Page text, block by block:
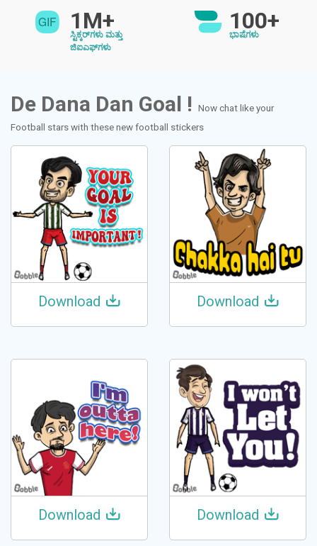
1M+
ಸ್ಟಿಕ್ಕರ್‌ಗಳು ಮತ್ತು
ಜಿಐಎಫ್‌ಗಳು
100+
ಭಾಷೆಗಳು
De Dana Dan Goal ! Now chat like your
Football stars with these new football stickers
Download Download
Download Download